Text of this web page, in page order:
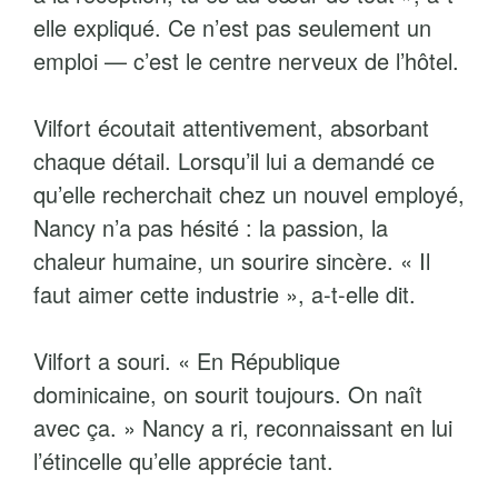
elle expliqué. Ce n’est pas seulement un
emploi — c’est le centre nerveux de l’hôtel.
Vilfort écoutait attentivement, absorbant
chaque détail. Lorsqu’il lui a demandé ce
qu’elle recherchait chez un nouvel employé,
Nancy n’a pas hésité : la passion, la
chaleur humaine, un sourire sincère. « Il
faut aimer cette industrie », a-t-elle dit.
Vilfort a souri. « En République
dominicaine, on sourit toujours. On naît
avec ça. » Nancy a ri, reconnaissant en lui
l’étincelle qu’elle apprécie tant.